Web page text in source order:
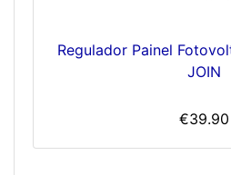
Regulador Painel
JOIN
€39.90